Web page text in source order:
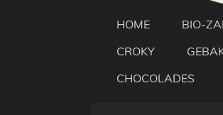
HOME BIO-
CROKY
CHOCOLADES